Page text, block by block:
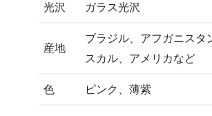
光沢 ガラス光沢
産地
ブラジル、アフガニスタ
スカル、アメリカなど
色 ピンク、薄紫